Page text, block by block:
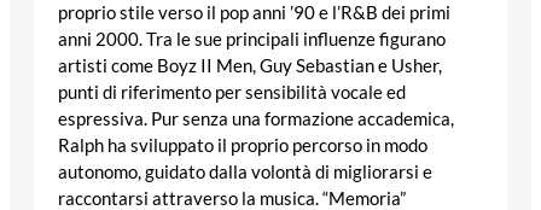
proprio stile verso il pop anni ’90 e l’R&B dei primi
anni 2000. Tra le sue principali influenze figurano
artisti come Boyz II Men, Guy Sebastian e Usher,
punti di riferimento per sensibilità vocale ed
espressiva. Pur senza una formazione accademica,
Ralph ha sviluppato il proprio percorso in modo
autonomo, guidato dalla volontà di migliorarsi e
raccontarsi attraverso la musica. “Memoria”